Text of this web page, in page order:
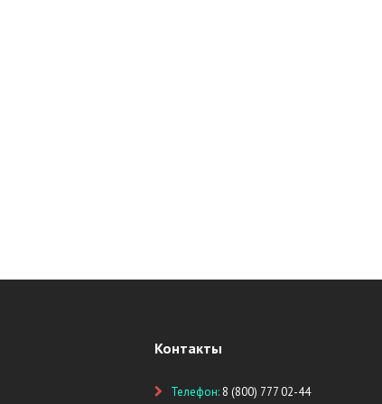
Контакты
Телефон: 8 (800) 777 02-44